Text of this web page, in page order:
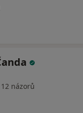
12 názorů